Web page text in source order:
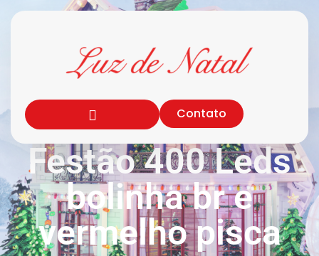
Contato
Festão 400 Leds
bolinha br e
vermelho pisca